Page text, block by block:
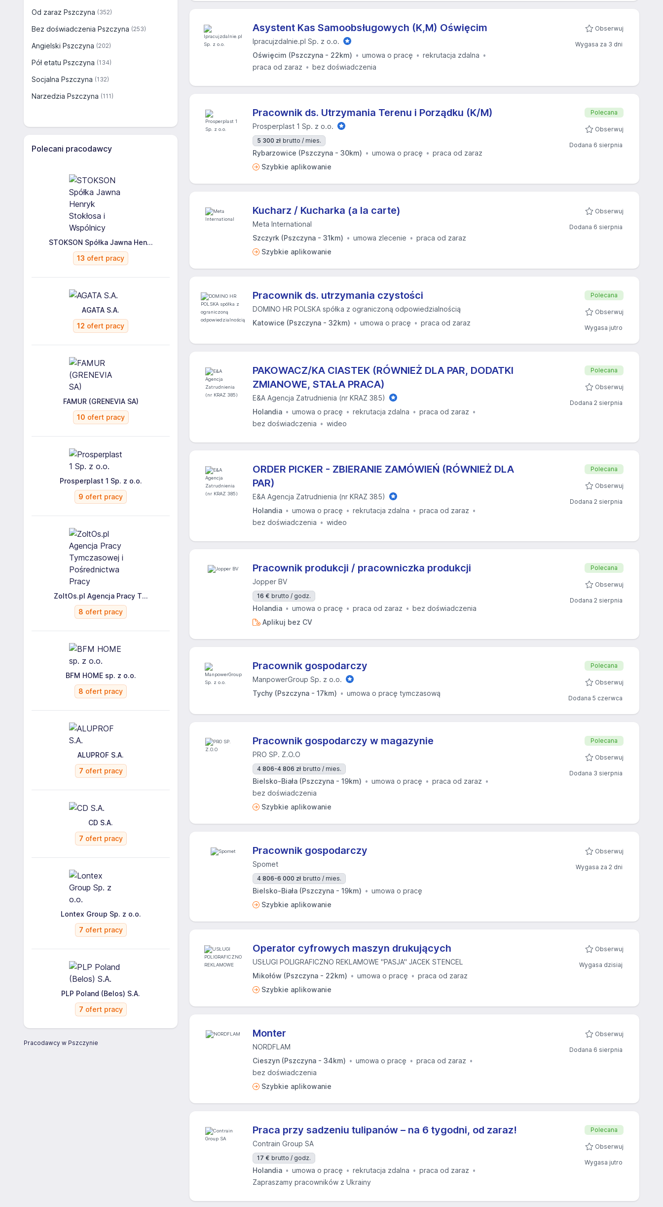
Od zaraz Pszczyna (352)
Bez doświadczenia Pszczyna (253)
Angielski Pszczyna (202)
Pół etatu Pszczyna (134)
Socjalna Pszczyna (132)
Narzedzia Pszczyna (111)
Polecani pracodawcy
STOKSON Spółka Jawna Hen...
13 ofert pracy
AGATA S.A.
12 ofert pracy
FAMUR (GRENEVIA SA)
10 ofert pracy
Prosperplast 1 Sp. z o.o.
9 ofert pracy
ZoltOs.pl Agencja Pracy T...
8 ofert pracy
BFM HOME sp. z o.o.
8 ofert pracy
ALUPROF S.A.
7 ofert pracy
CD S.A.
7 ofert pracy
Lontex Group Sp. z o.o.
7 ofert pracy
PLP Poland (Belos) S.A.
7 ofert pracy
Pracodawcy w Pszczynie
Asystent Kas Samoobsługowych (K,M) Oświęcim
Ipracujzdalnie.pl Sp. z o.o.
Oświęcim (Pszczyna - 22km)
umowa o pracę
rekrutacja zdalna
praca od zaraz
bez doświadczenia
Obserwuj
Wygasa za 3 dni
Pracownik ds. Utrzymania Terenu i Porządku (K/M)
Prosperplast 1 Sp. z o.o.
5 300 zł brutto / mies.
Rybarzowice (Pszczyna - 30km) umowa o pracę
praca od zaraz
Szybkie aplikowanie
Polecana
Obserwuj
Dodana 6 sierpnia
Kucharz / Kucharka (a la carte)
Meta International
Szczyrk (Pszczyna - 31km)
umowa zlecenie
praca od zaraz
Szybkie aplikowanie
Obserwuj
Dodana 6 sierpnia
Pracownik ds. utrzymania czystości
DOMINO HR POLSKA spółka z ograniczoną odpowiedzialnością
Katowice (Pszczyna - 32km)
umowa o pracę praca od zaraz
Polecana
Obserwuj
Wygasa jutro
PAKOWACZ/KA CIASTEK (RÓWNIEŻ DLA PAR, DODATKI
ZMIANOWE, STAŁA PRACA)
E&A Agencja Zatrudnienia (nr KRAZ 385)
Holandia
umowa o pracę rekrutacja zdalna
praca od zaraz
bez doświadczenia
wideo
Polecana
Obserwuj
Dodana 2 sierpnia
ORDER PICKER - ZBIERANIE ZAMÓWIEŃ (RÓWNIEŻ DLA
PAR)
E&A Agencja Zatrudnienia (nr KRAZ 385)
Holandia
umowa o pracę rekrutacja zdalna
praca od zaraz
bez doświadczenia
wideo
Polecana
Obserwuj
Dodana 2 sierpnia
Pracownik produkcji / pracowniczka produkcji
Jopper BV
16 € brutto / godz.
Holandia umowa o pracę praca od zaraz
bez doświadczenia
Aplikuj bez CV
Polecana
Obserwuj
Dodana 2 sierpnia
Pracownik gospodarczy
ManpowerGroup Sp. z o.o.
Tychy (Pszczyna - 17km)
umowa o pracę tymczasową
Polecana
Obserwuj
Dodana 5 czerwca
Pracownik gospodarczy w magazynie
PRO SP. Z.O.O
4 806-4 806 zł brutto / mies.
Bielsko-Biała (Pszczyna - 19km) umowa o pracę
praca od zaraz
bez doświadczenia
Szybkie aplikowanie
Polecana
Obserwuj
Dodana 3 sierpnia
Pracownik gospodarczy
Spomet
4 806-6 000 zł brutto / mies.
Bielsko-Biała (Pszczyna - 19km)
umowa o pracę
Szybkie aplikowanie
Obserwuj
Wygasa za 2 dni
Operator cyfrowych maszyn drukujących
USŁUGI POLIGRAFICZNO REKLAMOWE "PASJA" JACEK STENCEL
Mikołów (Pszczyna - 22km)
umowa o pracę
praca od zaraz
Szybkie aplikowanie
Obserwuj
Wygasa dzisiaj
Monter
NORDFLAM
Cieszyn (Pszczyna - 34km)
umowa o pracę
praca od zaraz
bez doświadczenia
Szybkie aplikowanie
Obserwuj
Dodana 6 sierpnia
Praca przy sadzeniu tulipanów – na 6 tygodni, od zaraz!
Contrain Group SA
17 € brutto / godz.
Holandia umowa o pracę rekrutacja zdalna
praca od zaraz
Zapraszamy pracowników z Ukrainy
Polecana
Obserwuj
Wygasa jutro